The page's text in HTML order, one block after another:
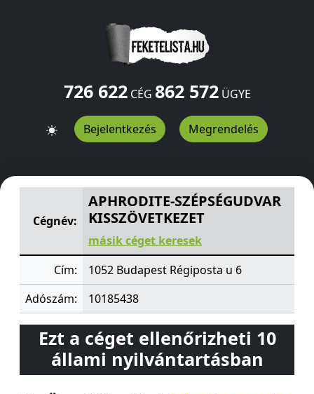
726 622CÉG 862 572ÜGYE
Bejelentkezés Megrendelés
APHRODITE-SZÉPSÉGUDVAR KISSZÖVETKEZET
Cégnév:
APHRODITE-SZÉPSÉGUDVAR
KISSZÖVETKEZET
másik céget keresek
Cím:
1052 Budapest Régiposta u 6
Adószám:
10185438
Ezt a céget ellenőrizheti 10
állami nyilvántartásban